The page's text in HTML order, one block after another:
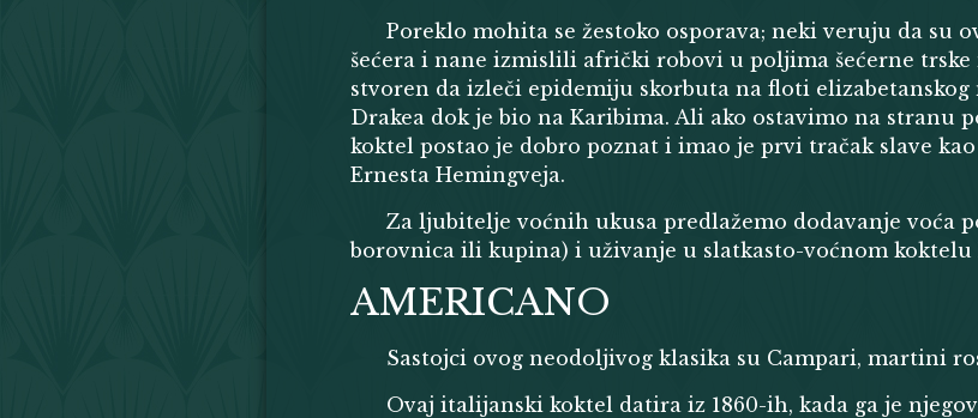
Poreklo mohita se žestoko osporava; neki veruju da su
šećera i nane izmislili afrički robovi u poljima šećerne
stvoren da izleči epidemiju skorbuta na floti elizabetanskog
Drakea dok je bio na Karibima. Ali ako ostavimo na stranu
koktel postao je dobro poznat i imao je prvi tračak slave
Ernesta Hemingveja.
Za ljubitelje voćnih ukusa predlažemo dodavanje voća
borovnica ili kupina) i uživanje u slatkasto-voćnom koktelu
AMERICANO
Sastojci ovog neodoljivog klasika su Campari, martini
Ovaj italijanski koktel datira iz 1860-ih, kada ga je